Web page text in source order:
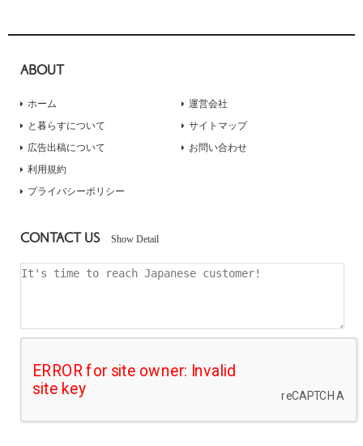
ABOUT
ホーム
と暮らすについて
広告出稿について
運営会社
サイトマップ
お問い合わせ
利用規約
プライバシーポリシー
CONTACT US Show Detail